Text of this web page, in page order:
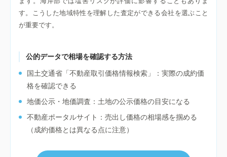
す。こうした地域特性を理解した査定ができる会社を選ぶこと
が重要です。
公的データで相場を確認する方法
国土交通省「不動産取引価格情報検索」：実際の成約価
格を確認できる
地価公示・地価調査：土地の公示価格の目安になる
不動産ポータルサイト：売出し価格の相場感を掴める
（成約価格とは異なる点に注意）